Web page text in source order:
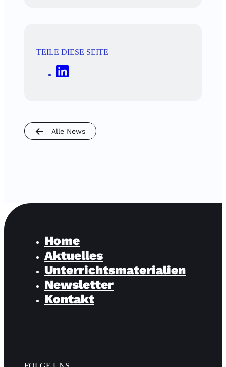
TEILE DIESE SEITE
Alle News
Home
Aktuelles
Unterrichtsmaterialien
Newsletter
Kontakt